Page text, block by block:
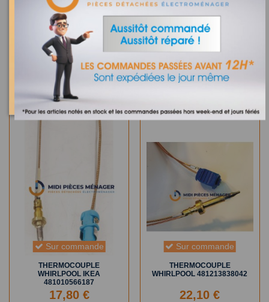
THERMOCOUPLE FOUR +
GRIL NEW CAS ARISTON
INDESIT C00307855
11,00 €
AJOUTER AU PANIER
BRULEUR L400MM
CUISINIERE ET FOUR
ARISTON INDESIT
C00094330
26,50 €
AJOUTER AU PANIER
Sur commande
THERMOCOUPLE
WHIRLPOOL IKEA
481010566187
17,80 €
Sur commande
THERMOCOUPLE
WHIRLPOOL 481213838042
22,10 €